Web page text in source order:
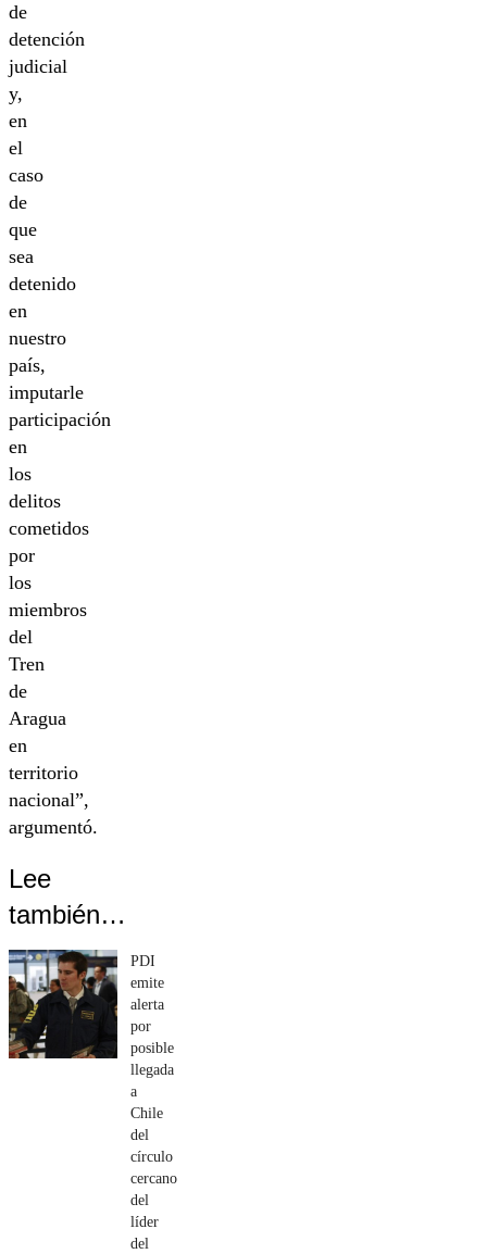
de
detención
judicial
y,
en
el
caso
de
que
sea
detenido
en
nuestro
país,
imputarle
participación
en
los
delitos
cometidos
por
los
miembros
del
Tren
de
Aragua
en
territorio
nacional”,
argumentó.
Lee
también…
PDI
emite
alerta
por
posible
llegada
a
Chile
del
círculo
cercano
del
líder
del